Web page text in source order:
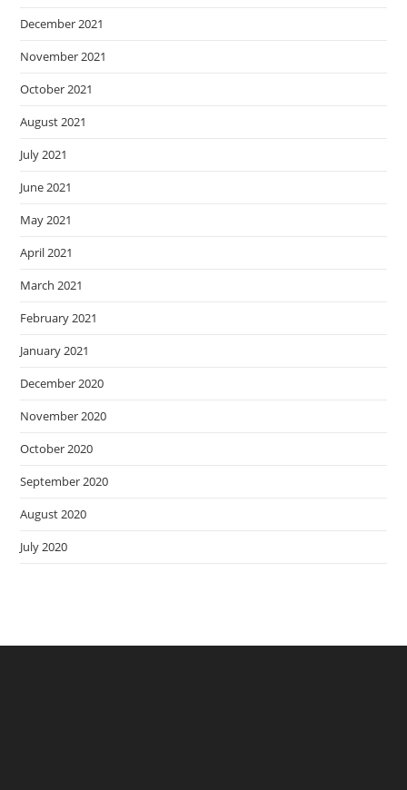
December 2021
November 2021
October 2021
August 2021
July 2021
June 2021
May 2021
April 2021
March 2021
February 2021
January 2021
December 2020
November 2020
October 2020
September 2020
August 2020
July 2020